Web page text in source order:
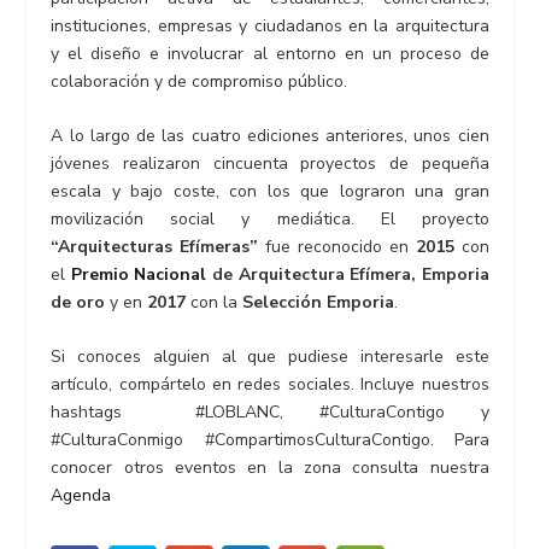
instituciones, empresas y ciudadanos en la arquitectura
y el diseño e involucrar al entorno en un proceso de
colaboración y de compromiso público.
A lo largo de las cuatro ediciones anteriores, unos cien
jóvenes realizaron cincuenta proyectos de pequeña
escala y bajo coste, con los que lograron una gran
movilización social y mediática. El proyecto
“Arquitecturas Efímeras” fue reconocido en 2015con
el Premio Nacional de Arquitectura Efímera, Emporia
de oro y en 2017 con la Selección Emporia.
Si conoces alguien al que pudiese interesarle este
artículo, compártelo en redes sociales.Incluye nuestros
hashtags #LOBLANC, #CulturaContigo y
#CulturaConmigo
#CompartimosCulturaContigo.
Para
conocer otros eventos en la zona consulta nuestra
Agenda